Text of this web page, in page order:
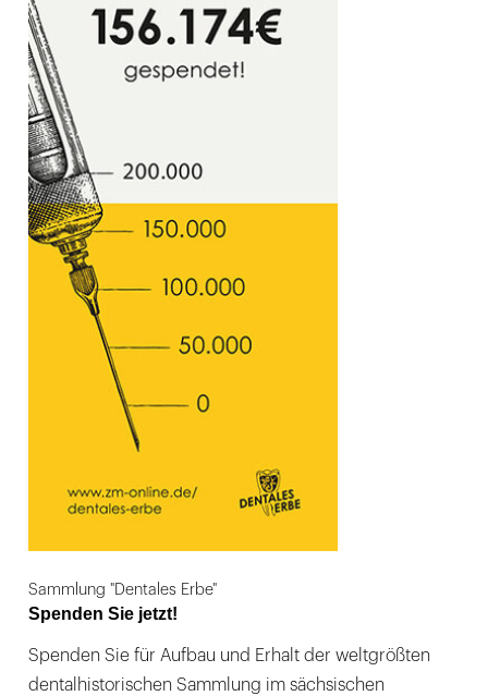
Sammlung "Dentales Erbe"
Spenden Sie jetzt!
Spenden Sie für Aufbau und Erhalt der weltgrößten
dentalhistorischen Sammlung im sächsischen